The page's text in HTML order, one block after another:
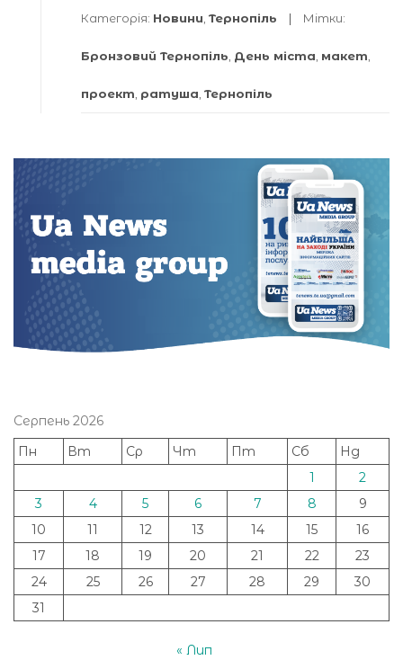
Категорія: Новини Тернопіль Мітки:
Бронзовий Тернопіль День міста макет
проект ратуша Тернопіль
Серпень 2026
Пн
Вт Ср Чт Пт Сб
Нд
1
2
3
4 5 6 7 8
9
10
11 12 13 14 15
16
17
18 19 20 21 22
23
24
25 26 27 28 29
30
31
« Лип